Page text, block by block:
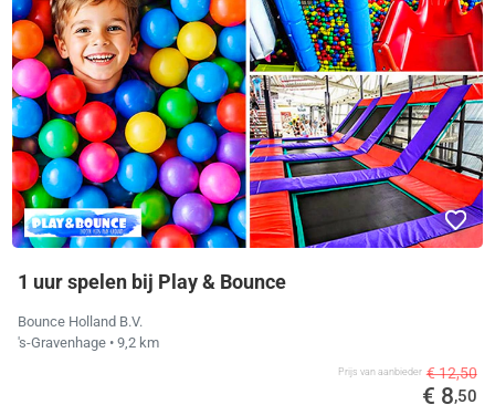
1 uur spelen bij Play & Bounce
Bounce Holland B.V.
's-Gravenhage • 9,2 km
Prijs van aanbieder € 12,50
€ 8,50